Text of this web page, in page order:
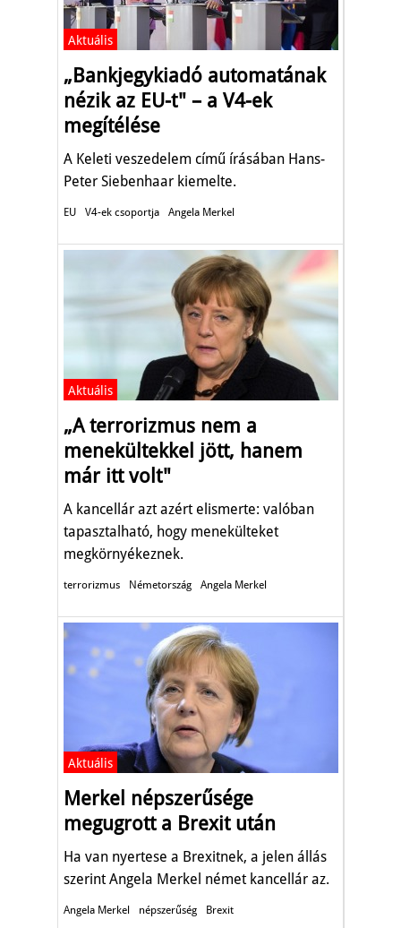
Aktuális
„Bankjegykiadó automatának
nézik az EU-t" – a V4-ek
megítélése
A Keleti veszedelem című írásában Hans-
Peter Siebenhaar kiemelte.
EU V4-ek csoportja Angela Merkel
Aktuális
„A terrorizmus nem a
menekültekkel jött, hanem
már itt volt"
A kancellár azt azért elismerte: valóban
tapasztalható, hogy menekülteket
megkörnyékeznek.
terrorizmus Németország Angela Merkel
Aktuális
Merkel népszerűsége
megugrott a Brexit után
Ha van nyertese a Brexitnek, a jelen állás
szerint Angela Merkel német kancellár az.
Angela Merkel népszerűség Brexit